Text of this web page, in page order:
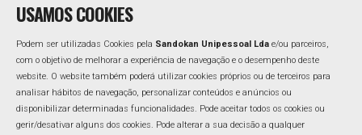
Equipamentos
Instalação
Assistência Técnica
Reabastecimento
REDES SOCIAIS
Facebook
Linkedin
USAMOS COOKIES
Podem ser utilizadas Cookies pela Sandokan Unipessoal Lda e/ou parceiros,
com o objetivo de melhorar a experiência de navegação e o desempenho deste
website. O website também poderá utilizar cookies próprios ou de terceiros para
analisar hábitos de navegação, personalizar conteúdos e anúncios ou
disponibilizar determinadas funcionalidades. Pode aceitar todos os cookies ou
gerir/desativar alguns dos cookies. Pode alterar a sua decisão a qualquer